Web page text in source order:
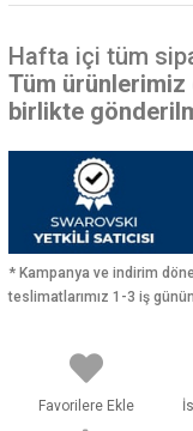
Hafta içi tüm
Tüm
birlikte
* Kampanya ve indirim
teslimatlarımız 1-3 iş
Favorilere Ekle